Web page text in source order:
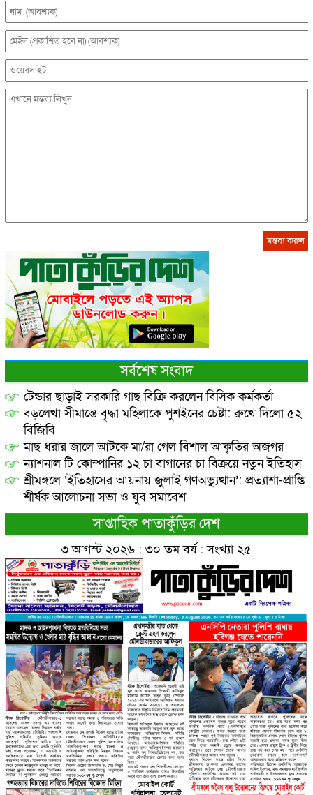
সর্বশেষ সংবাদ
টেন্ডার ছাড়াই সরকারি গাছ বিক্রি করলেন বিসিক কর্মকর্তা
বড়লেখা সীমান্তে বৃদ্ধা মহিলাকে পুশইনের চেষ্টা: রুখে দিলো ৫২
বিজিবি
মাছ ধরার জালে আটকে মা/রা গেল বিশাল আকৃতির অজগর
ন্যাশনাল টি কোম্পানির ১২ চা বাগানের চা বিক্রয়ে নতুন ইতিহাস
শ্রীমঙ্গলে ‘ইতিহাসের আয়নায় জুলাই গণঅভ্যুত্থান’: প্রত্যাশা-প্রাপ্তি
শীর্ষক আলোচনা সভা ও যুব সমাবেশ
সাপ্তাহিক পাতাকুঁড়ির দেশ
৩ আগস্ট ২০২৬ : ৩০ তম বর্ষ : সংখ্যা ২৫